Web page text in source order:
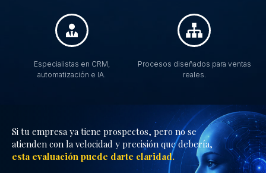
Especialistas en CRM,
automatización e IA.
Procesos diseñados para ventas
reales.
Si tu empresa ya tiene prospectos, pero no se
atienden con la velocidad y precisión que debería,
esta evaluación puede darte claridad.